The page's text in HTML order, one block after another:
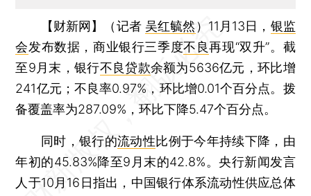
【财新网】（记者 吴红毓然 ） 11月13日， 银监
会发布数据，商业银行三季度不良再现“双升”。截
至9月末，银行不良贷款余额为5636亿元，环比增
241亿元；不良率0.97%，环比增0.01个百分点。拨
备覆盖率为287.09%，环比下降5.47个百分点。
同时，银行的流动性比例于今年持续下降，由
年初的45.83%降至9月末的42.8%。央行新闻发言
人于10月16日指出，中国银行体系流动性供应总体